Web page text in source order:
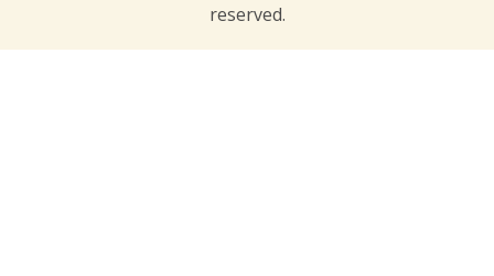
reserved.